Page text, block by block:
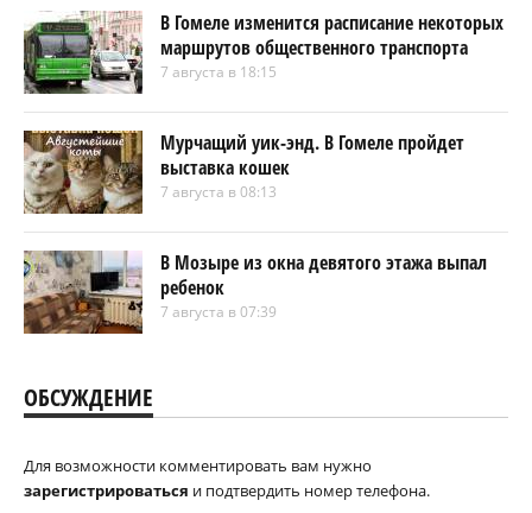
В Гомеле изменится расписание некоторых
маршрутов общественного транспорта
7 августа в 18:15
Мурчащий уик-энд. В Гомеле пройдет
выставка кошек
7 августа в 08:13
В Мозыре из окна девятого этажа выпал
ребенок
7 августа в 07:39
ОБСУЖДЕНИЕ
Для возможности комментировать вам нужно
зарегистрироваться и подтвердить номер телефона.